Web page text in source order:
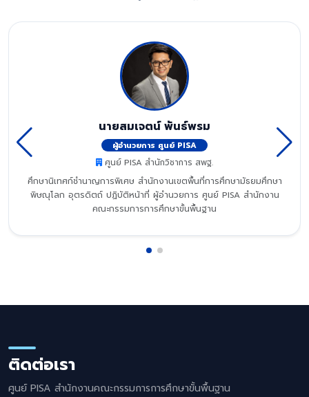
นายสมเจตน์ พันธ์พรม
ผู้อำนวยการ ศูนย์ PISA
ศูนย์ PISA สำนักวิชาการ สพฐ.
ศึกษานิเทศก์ชำนาญการพิเศษ สำนักงานเขตพื้นที่การศึกษามัธยมศึกษา
พิษณุโลก อุตรดิตถ์ ปฏิบัติหน้าที่ ผู้อำนวยการ ศูนย์ PISA สำนักงาน
คณะกรรมการการศึกษาขั้นพื้นฐาน
ติดต่อเรา
ศูนย์ PISA สำนักงานคณะกรรมการการศึกษาขั้นพื้นฐาน